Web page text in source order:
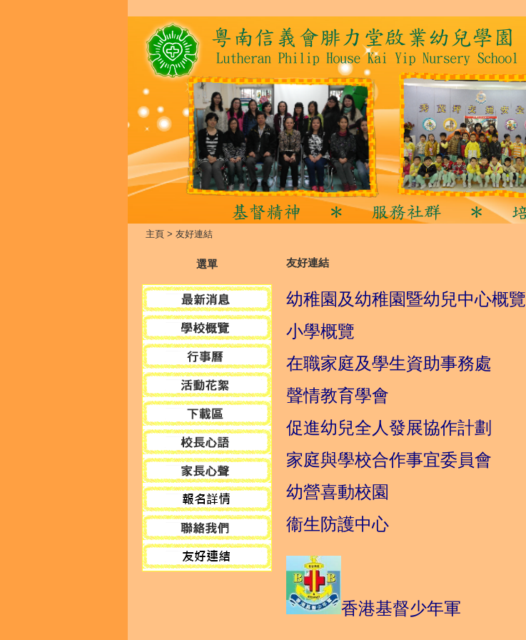
主頁> 友好連結
選單 友好連結
幼稚園及幼稚園暨幼兒中心概覽
小學概覽
在職家庭及學生資助事務處
聲情教育學會
促進幼兒全人發展協作計劃
家庭與學校合作事宜委員會
幼營喜動校園
衞生防護中心
香港基督少年軍